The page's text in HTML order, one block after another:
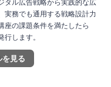
タル広告戦略から実践的な広
実務でも通用する戦略設計力
座の課題条件を満たしたら
します。
を見る